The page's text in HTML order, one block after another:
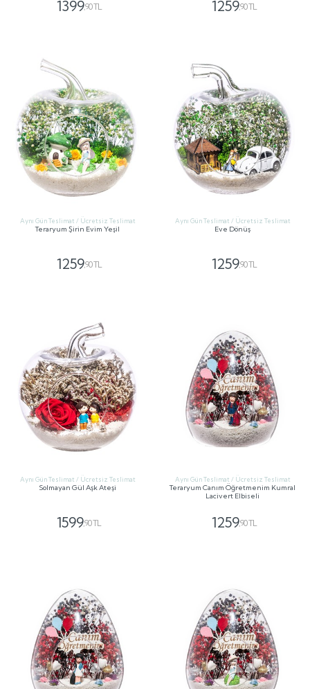
1399,90 TL 1259,90 TL
Aynı Gün Teslimat / Ücretsiz Teslimat
Teraryum Şirin Evim Yeşil
1259,90 TL
Aynı Gün Teslimat / Ücretsiz Teslimat
Eve Dönüş
1259,90 TL
Aynı Gün Teslimat / Ücretsiz Teslimat
Solmayan Gül Aşk Ateşi
1599,90 TL
Aynı Gün Teslimat / Ücretsiz Teslimat
Teraryum Canım Öğretmenim Kumral
Lacivert Elbiseli
1259,90 TL